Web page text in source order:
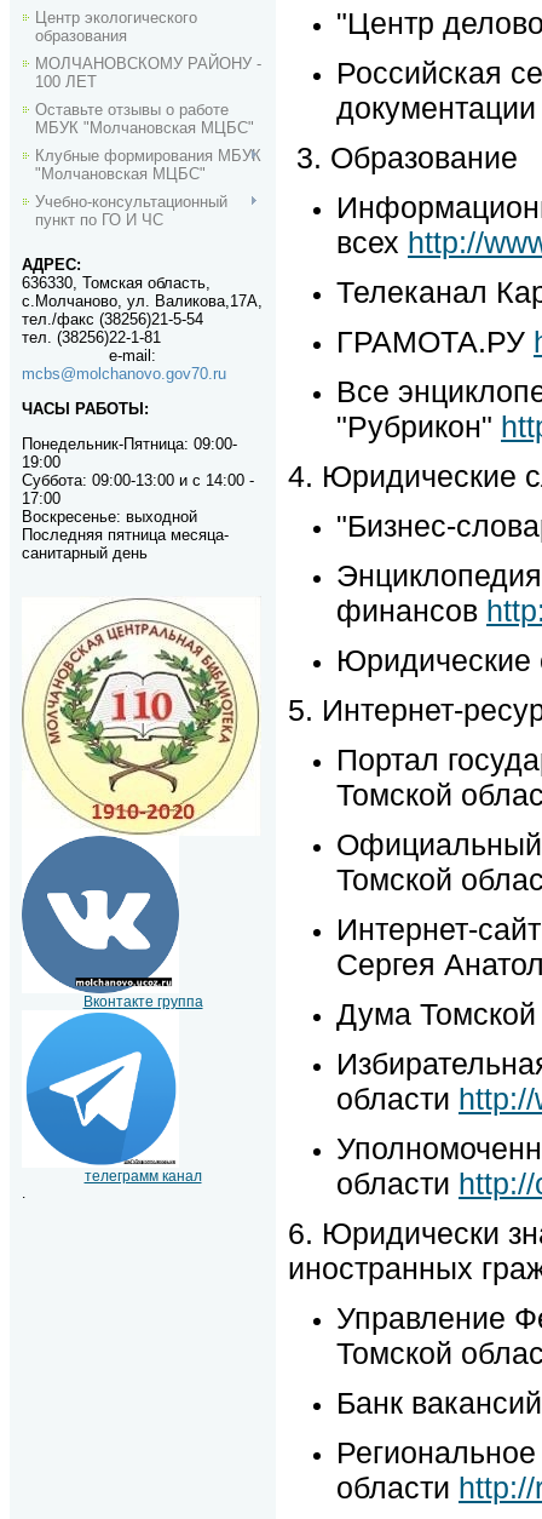
Центр экологического
образования
МОЛЧАНОВСКОМУ РАЙОНУ -
100 ЛЕТ
Оставьте отзывы о работе
МБУК "Молчановская МЦБС"
Клубные формирования МБУК
"Молчановская МЦБС"
Учебно-консультационный
пункт по ГО И ЧС
АДРЕС:
636330, Томская область,
с.Молчаново, ул. Валикова,17А,
тел./факс (38256)21-5-54
тел. (38256)22-1-81
e-mail :
mcbs@molchanovo.gov70.ru
ЧАСЫ РАБОТЫ:
Понедельник-Пятница: 09:00-
19:00
Суббота: 09:00-13:00 и с 14:00 -
17:00
Воскресенье: выходной
Последняя пятница месяца-
санитарный день
Вконтакте группа
телеграмм канал
.
"Центр
Российская
3. Образование
всех http://
Телеканал
ГРАМОТА.РУ
Все
"Рубрикон"
4. Юридические
"Бизнес-
финансов
Юридические
5. Интернет-
Портал
Томской
Официальный
Томской
Интернет-
Сергея
Дума
области
области
6. Юридически
иностранных
Управление
Томской
Банк
области